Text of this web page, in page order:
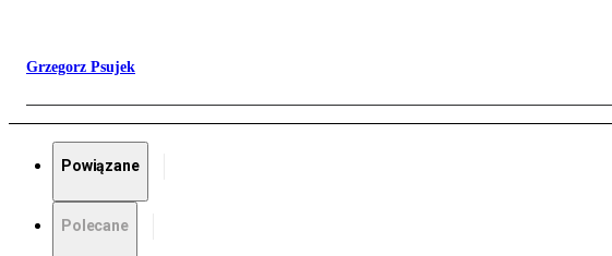
Grzegorz Psujek
Powiązane
Polecane